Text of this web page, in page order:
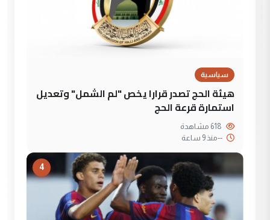
سياسية
هيئة الحج تصدر قرارا يخص "لم الشمل" وتعديل
استمارة قرعة الحج
--منذ 9 ساعة
4